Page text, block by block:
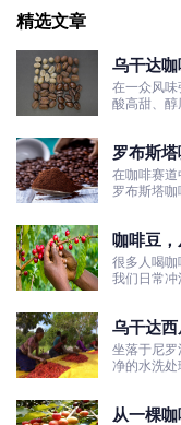
精选文章
乌干达
粮豆
在一众风
酸高甜、
罗布斯
在咖啡赛
罗布斯塔咖
咖啡豆
很多人喝
我们日常冲
乌干达
坐落于尼
净的水洗处
从一棵